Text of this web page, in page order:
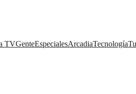
TVGenteEspecialesArcadiaTecnología